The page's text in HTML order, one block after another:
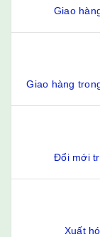
Giao
Giao hàng
Đổi mới
Xuất